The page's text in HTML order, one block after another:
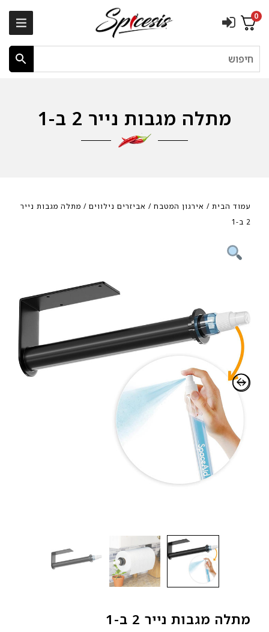
0
חיפוש
מתלה מגבות נייר 2 ב-1
עמוד הבית / אירגון המטבח / אביזרים נילווים / מתלה מגבות נייר
2 ב-1
מתלה מגבות נייר 2 ב-1